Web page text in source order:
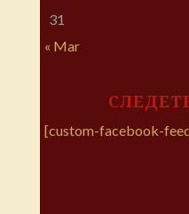
31
« Mar
[custom-facebook-